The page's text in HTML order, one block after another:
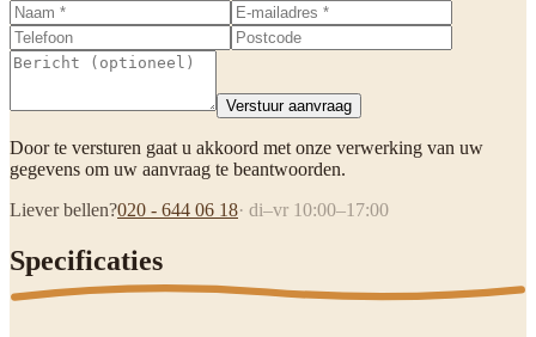
Verstuur aanvraag
Door te versturen gaat u akkoord met onze verwerking van uw
gegevens om uw aanvraag te beantwoorden.
Liever bellen?020 - 644 06 18· di–vr 10:00–17:00
Specificaties